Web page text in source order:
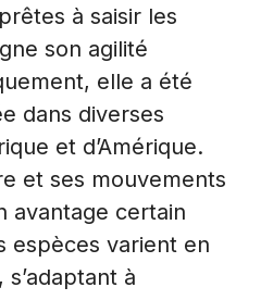
à saisir les
son agilité
elle a été
dans diverses
et d’Amérique.
et ses mouvements
avantage certain
espèces varient en
à